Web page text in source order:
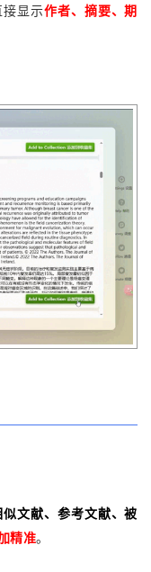
接显示作者、摘要、期
似文献、参考文献、被
精准。